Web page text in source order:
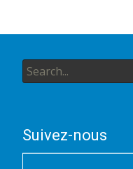
Search
for:
Suivez-nous